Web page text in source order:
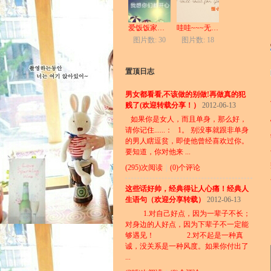
爱饭饭家族。。。(*^__^*) 嘻嘻……
图片数: 30
哇哇~~~无敌萌图新鲜出炉~\(≧▽≦...
图片数: 18
置顶日志
男女都看看,不该做的别做!再做真的犯
贱了(欢迎转载分享！）
2012-06-13
如果你是女人，而且单身，那么好，
请你记住......： 1。 别没事就跟非单身
的男人瞎逗贫，即使他曾经喜欢过你。
要知道，你对他来 ...
(295)次阅读
(0)个评论
这些话好帅，经典得让人心痛！经典人
生语句（欢迎分享转载）
2012-06-13
1.对自己好点，因为一辈子不长；
对身边的人好点，因为下辈子不一定能
够遇见！ 2.对不起是一种真
诚，没关系是一种风度。如果你付出了
...